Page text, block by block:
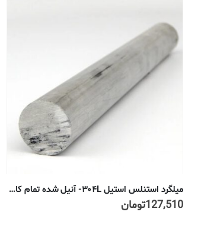
میلگرد استنلس استیل ۳۰۴L- آنیل شده تمام کاری سرد ۱۴ میلیمتر
127,510تومان